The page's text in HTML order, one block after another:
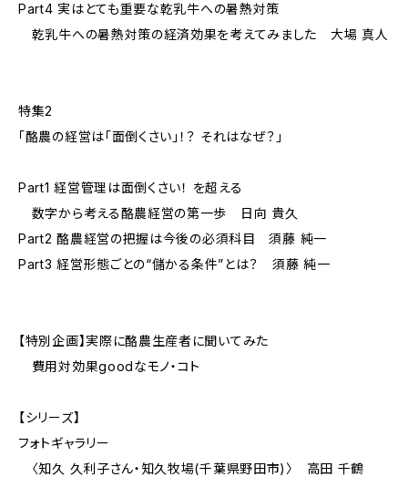
Part4 実はとても重要な乾乳牛への暑熱対策
乾乳牛への暑熱対策の経済効果を考えてみました 大場 真人
特集2
「酪農の経営は「面倒くさい」！？ それはなぜ？」
Part1 経営管理は面倒くさい！ を超える
数字から考える酪農経営の第一歩 日向 貴久
Part2 酪農経営の把握は今後の必須科目 須藤 純一
Part3 経営形態ごとの“儲かる条件”とは？ 須藤 純一
【特別企画】実際に酪農生産者に聞いてみた
費用対効果goodなモノ・コト
【シリーズ】
フォトギャラリー
〈知久 久利子さん・知久牧場(千葉県野田市)〉 高田 千鶴